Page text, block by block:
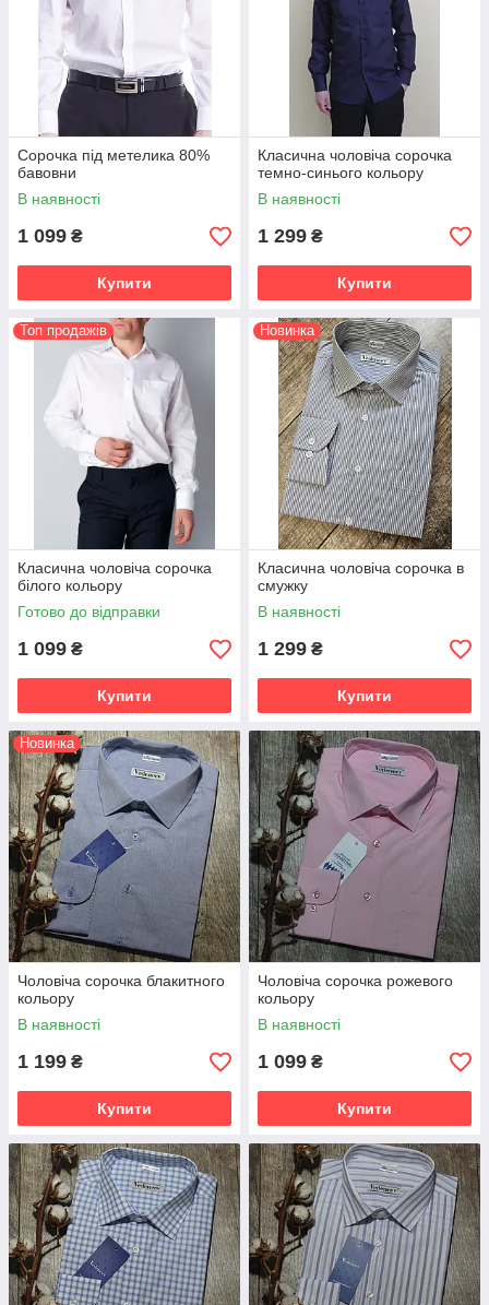
Сорочка під метелика 80%
бавовни
В наявності
1 099 ₴
Купити
Класична чоловіча сорочка
темно-синього кольору
В наявності
1 299 ₴
Купити
Топ продажів
Класична чоловіча сорочка
білого кольору
Готово до відправки
1 099 ₴
Купити
Новинка
Класична чоловіча сорочка в
смужку
В наявності
1 299 ₴
Купити
Новинка
Чоловіча сорочка блакитного
кольору
В наявності
1 199 ₴
Купити
Чоловіча сорочка рожевого
кольору
В наявності
1 099 ₴
Купити